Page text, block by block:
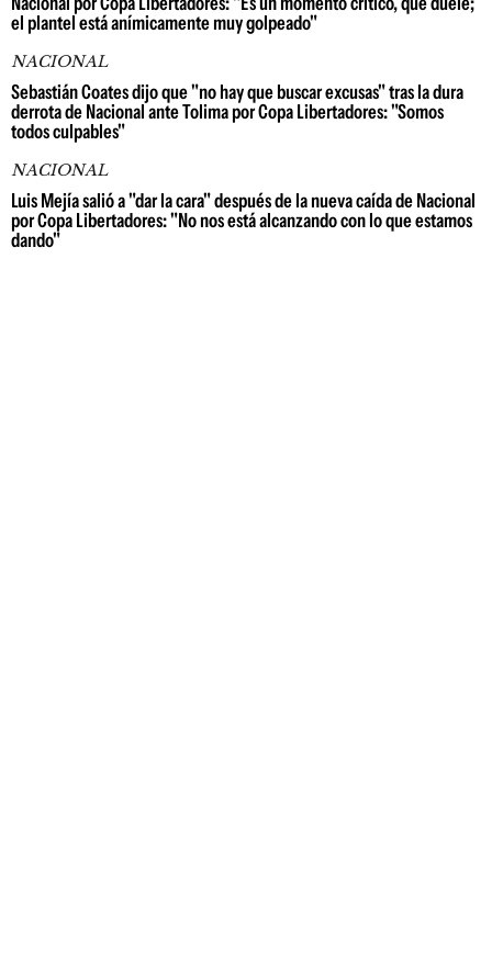
el plantel está anímicamente muy golpeado"
NACIONAL
Sebastián Coates dijo que "no hay que buscar excusas" tras la dura
derrota de Nacional ante Tolima por Copa Libertadores: "Somos
todos culpables"
NACIONAL
Luis Mejía salió a "dar la cara" después de la nueva caída de Nacional
por Copa Libertadores: "No nos está alcanzando con lo que estamos
dando"